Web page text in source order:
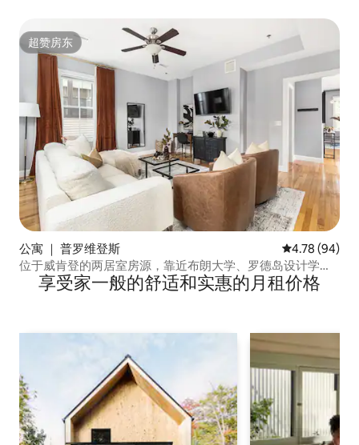
超赞房东
超赞房东
公寓 ｜ 普罗维登斯 平均评分
4.78 (94)
位于威肯登的两居室房源，靠近布朗大学、罗德岛设计学院
和市中心
享受家一般的舒适和实惠的月租价格